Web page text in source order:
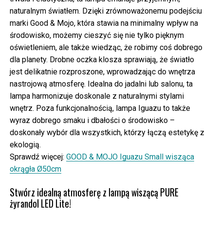
naturalnym światłem. Dzięki zrównoważonemu podejściu
marki Good & Mojo, która stawia na minimalny wpływ na
środowisko, możemy cieszyć się nie tylko pięknym
oświetleniem, ale także wiedząc, że robimy coś dobrego
dla planety. Drobne oczka klosza sprawiają, że światło
jest delikatnie rozproszone, wprowadzając do wnętrza
nastrojową atmosferę. Idealna do jadalni lub salonu, ta
lampa harmonizuje doskonale z naturalnymi stylami
wnętrz. Poza funkcjonalnością, lampa Iguazu to także
wyraz dobrego smaku i dbałości o środowisko –
doskonały wybór dla wszystkich, którzy łączą estetykę z
ekologią.
Sprawdź więcej: GOOD & MOJO Iguazu Small wisząca
okrągła Ø50cm
Stwórz idealną atmosferę z lampą wiszącą PURE
żyrandol LED Lite!